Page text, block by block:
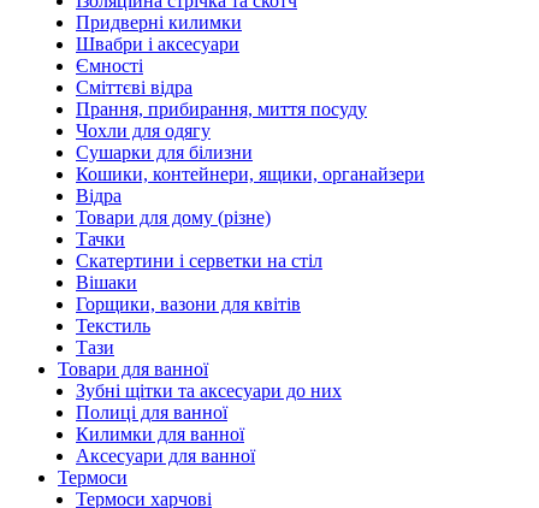
Придверні килимки
Швабри і аксесуари
Ємності
Сміттєві відра
Прання, прибирання, миття посуду
Чохли для одягу
Сушарки для білизни
Кошики, контейнери, ящики, органайзери
Відра
Товари для дому (різне)
Тачки
Скатертини і серветки на стіл
Вішаки
Горщики, вазони для квітів
Текстиль
Тази
Товари для ванної
Зубні щітки та аксесуари до них
Полиці для ванної
Килимки для ванної
Аксесуари для ванної
Термоси
Термоси харчові